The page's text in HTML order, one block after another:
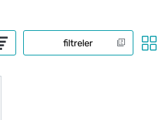
filtreler